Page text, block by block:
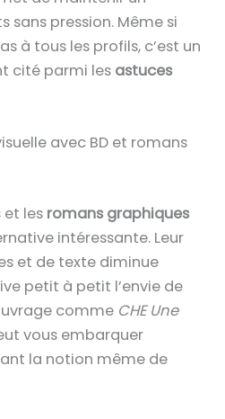
pression. Même si
à tous les profils, c’est un
cité parmi les astuces
avec BD et romans
et les romans graphiques
intéressante. Leur
et de texte diminue
petit à petit l’envie de
comme CHE Une
vous embarquer
la notion même de